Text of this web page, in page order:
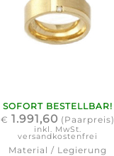
SOFORT BESTELLBAR!
€ 1.991,60 (Paarpreis)
inkl. MwSt.
versandkostenfrei
Material / Legierung